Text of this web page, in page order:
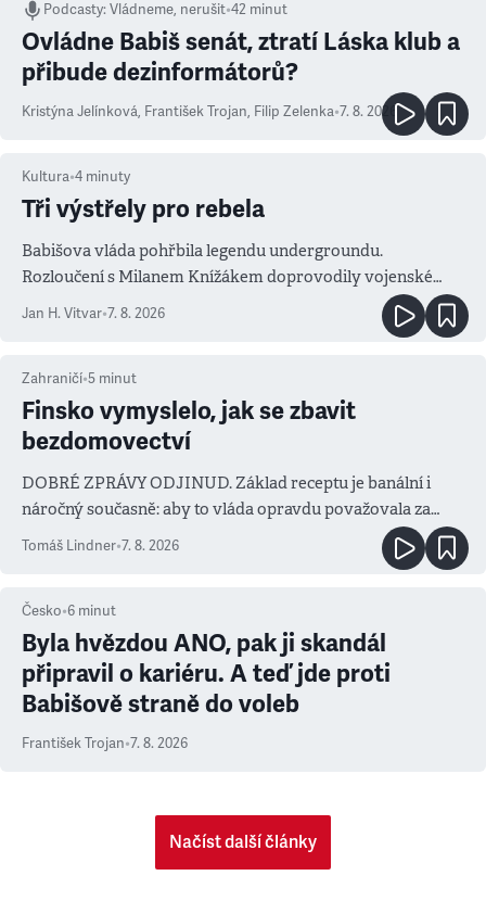
Podcasty:Vládneme, nerušit•42 minut
Ovládne Babiš senát, ztratí Láska klub a
přibude dezinformátorů?
Kristýna Jelínková, František Trojan, Filip Zelenka•7. 8. 2026
Kultura•4 minuty
Tři výstřely pro rebela
Babišova vláda pohřbila legendu undergroundu.
Rozloučení s Milanem Knížákem doprovodily vojenské
salvy i kritika pokrokářů
Jan H. Vitvar•7. 8. 2026
Zahraničí•5 minut
Finsko vymyslelo, jak se zbavit
bezdomovectví
DOBRÉ ZPRÁVY ODJINUD. Základ receptu je banální i
náročný současně: aby to vláda opravdu považovala za
prioritu
Tomáš Lindner•7. 8. 2026
Česko•6 minut
Byla hvězdou ANO, pak ji skandál
připravil o kariéru. A teď jde proti
Babišově straně do voleb
František Trojan•7. 8. 2026
Načíst další články